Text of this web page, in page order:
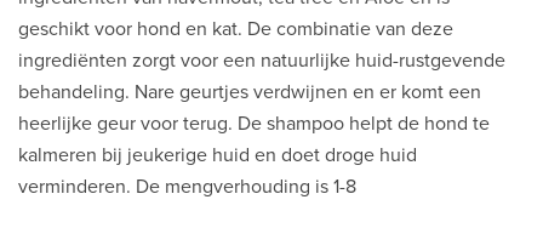
geschikt voor hond en kat. De combinatie van deze
ingrediënten zorgt voor een natuurlijke huid-rustgevende
behandeling. Nare geurtjes verdwijnen en er komt een
heerlijke geur voor terug. De shampoo helpt de hond te
kalmeren bij jeukerige huid en doet droge huid
verminderen. De mengverhouding is 1-8